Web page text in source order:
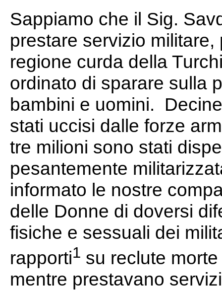
Sappiamo che il Sig.
prestare servizio
regione curda della
ordinato di sparare sulla
bambini e uomini.
stati uccisi dalle forze
tre milioni sono stati
pesantemente
informato le nostre
delle Donne di doversi
fisiche e sessuali dei
rapporti1 su reclute
mentre prestavano